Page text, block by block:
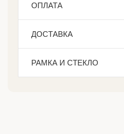
ОПЛАТА
ДОСТАВКА
РАМКА И СТЕКЛО